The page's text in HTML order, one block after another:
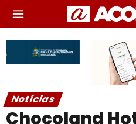
Notícias
Chocoland